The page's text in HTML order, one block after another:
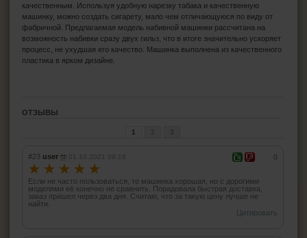
качественным. Используя удобную нарезку табака и качественную
машинку, можно создать сигарету, мало чем отличающуюся по виду от
фабричной. Предлагаемая модель набивной машинки рассчитана на
возможность набивки сразу двух гильз, что в итоге значительно ускоряет
процесс, не ухудшая его качество. Машинка выполнена из качественного
пластика в ярком дизайне.
ОТЗЫВЫ
1 2 3
#23 user 01.10.2021 09:16
☆ ☆ ☆ ☆ ☆
Если не часто пользоваться, то машинка хорошая, но с дорогими
моделями её конечно не сравнить. Порадовала быстрая доставка,
заказ пришел через два дня. Считаю, что за такую цену лучше не
найти.
Цитировать